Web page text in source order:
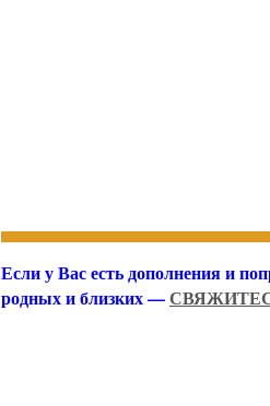
Если у Вас есть дополнения и
родных и близких —